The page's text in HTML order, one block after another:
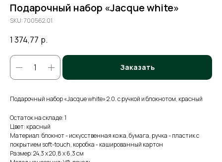
Подарочный набор «Jacque white»
SKU:700562.01
1 374,77 р.
Заказать
Подарочный набор «Jacque white» 2.0. с ручкой и блокнотом, красный
Остаток на складе: 1
Цвет: красный
Материал: блокнот - искусственная кожа, бумага, ручка - пластик с
покрытием soft-touch, коробка - кашированный картон
Размер: 24,3 х 20,8 х 6,3 см